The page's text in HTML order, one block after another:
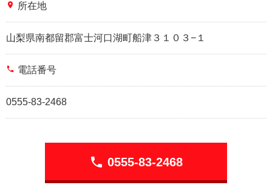
place 所在地
山梨県南都留郡富士河口湖町船津３１０３−１
phone 電話番号
0555-83-2468
phone 0555-83-2468